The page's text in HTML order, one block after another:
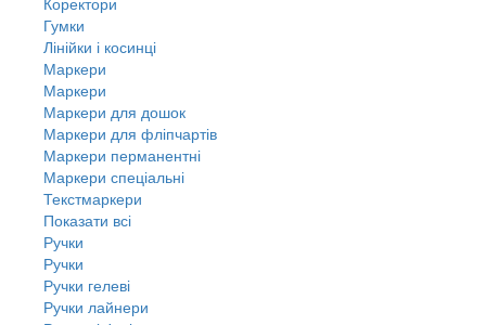
Гумки
Лінійки і косинці
Маркери
Маркери
Маркери для дошок
Маркери для фліпчартів
Маркери перманентні
Маркери спеціальні
Текстмаркери
Показати всі
Ручки
Ручки
Ручки гелеві
Ручки лайнери